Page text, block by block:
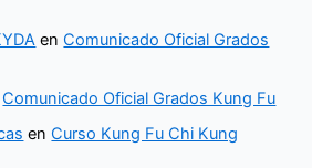
enComunicado Oficial Grados
Comunicado Oficial Grados Kung Fu
enCurso Kung Fu Chi Kung